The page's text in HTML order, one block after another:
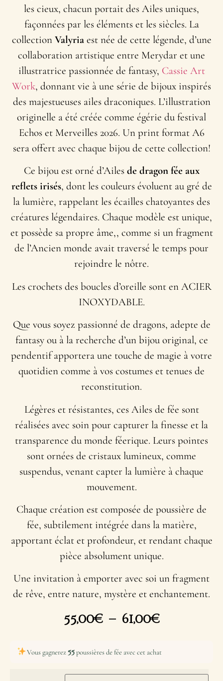
les cieux, chacun portait des Ailes uniques,
façonnées par les éléments et les siècles. La
collection Valyriaest née de cette légende, d’une
collaboration artistique entre Merydar et une
illustratrice passionnée de fantasy, Cassie Art
Work, donnant vie à une série de bijoux inspirés
des majestueuses ailes draconiques. L’illustration
originelle a été créée comme égérie du festival
Echos et Merveilles 2026. Un print format A6
sera offert avec chaque bijou de cette collection!
Ce bijou est orné d’Ailesde dragon fée aux
reflets irisés, dont les couleurs évoluent au gré de
la lumière, rappelant les écailles chatoyantes des
créatures légendaires. Chaque modèle est unique,
et possède sa propre âme,, comme si un fragment
de l’Ancien monde avait traversé le temps pour
rejoindre le nôtre.
Les crochets des boucles d’oreille sont en ACIER
INOXYDABLE.
Que vous soyez passionné de dragons, adepte de
fantasy ou à la recherche d’un bijou original, ce
pendentif apportera une touche de magie à votre
quotidien comme à vos costumes et tenues de
reconstitution.
Légères et résistantes, ces Ailes de fée sont
réalisées avec soin pour capturer la finesse et la
transparence du monde féerique. Leurs pointes
sont ornées de cristaux lumineux, comme
suspendus, venant capter la lumière à chaque
mouvement.
Chaque création est composée de poussière de
fée, subtilement intégrée dans la matière,
apportant éclat et profondeur, et rendant chaque
pièce absolument unique.
Une invitation à emporter avec soi un fragment
de rêve, entre nature, mystère et enchantement.
55,00€ – 61,00€
Vous gagnerez55poussières de fée avec cet achat